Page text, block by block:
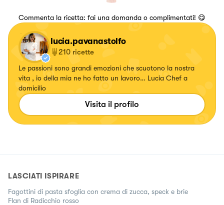
Commenta la ricetta: fai una domanda o complimentati! 😋
lucia.pavanastolfo
210 ricette
Le passioni sono grandi emozioni che scuotono la nostra
vita , io della mia ne ho fatto un lavoro… Lucia Chef a
domicilio
Visita il profilo
LASCIATI ISPIRARE
Fagottini di pasta sfoglia con crema di zucca, speck e brie
Flan di Radicchio rosso